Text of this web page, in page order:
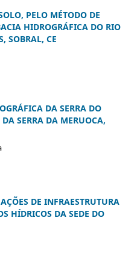
PELO MÉTODO DE
HIDROGRÁFICA DO RIO
SOBRAL, CE
DA SERRA DO
SERRA DA MERUOCA,
DE INFRAESTRUTURA
HÍDRICOS DA SEDE DO